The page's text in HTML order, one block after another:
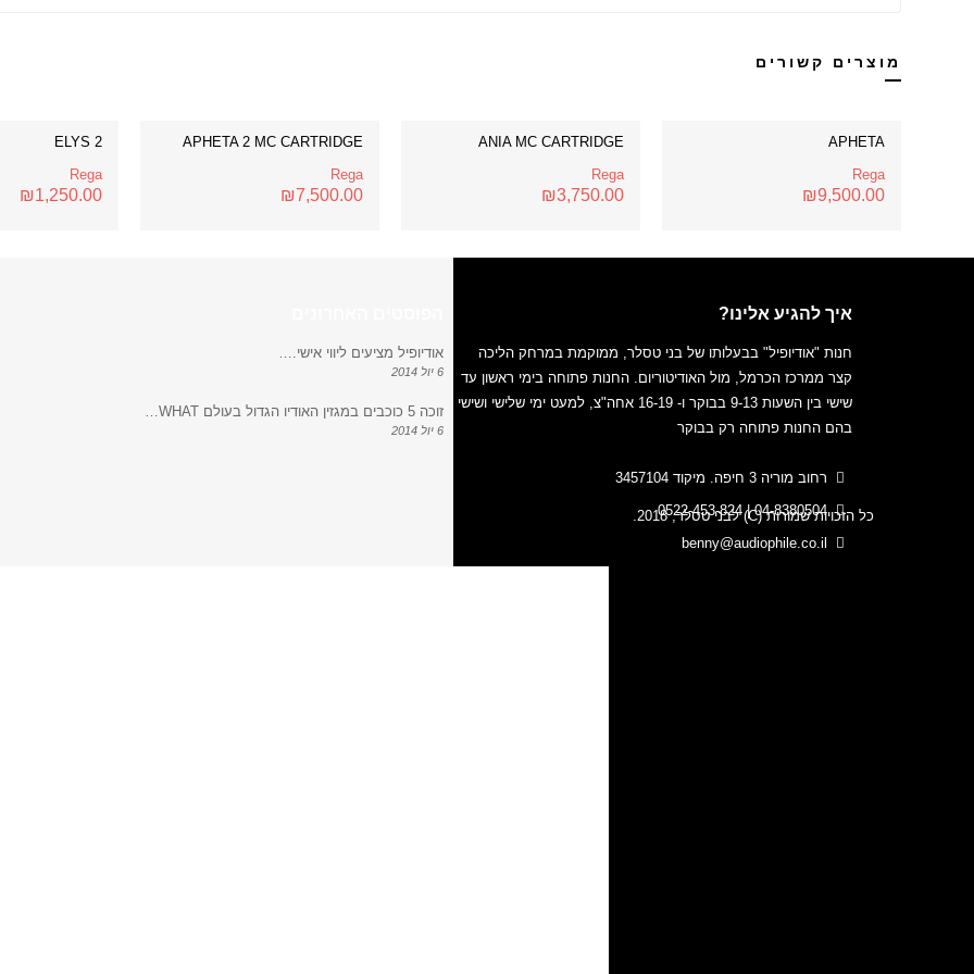
מוצרים קשורים
APHETA
Rega
₪9,500.00
ANIA MC CARTRIDGE
Rega
₪3,750.00
APHETA 2 MC CARTRIDGE
Rega
₪7,500.00
ELYS 2
Rega
₪1,250.00
איך להגיע אלינו?
חנות "אודיופיל" בבעלותו של בני טסלר, ממוקמת במרחק הליכה
קצר ממרכז הכרמל, מול האודיטוריום. החנות פתוחה בימי ראשון עד
שישי בין השעות 9-13 בבוקר ו- 16-19 אחה"צ, למעט ימי שלישי ושישי
בהם החנות פתוחה רק בבוקר
רחוב מוריה 3 חיפה. מיקוד 3457104
04-8380504 | 0522-453-824
benny@audiophile.co.il
כל הזכויות שמורות (C) לבני טסלר, 2018.
אודיופיל מציעים ליווי אישי.…
6 יול 2014
זוכה 5 כוכבים במגזין האודיו הגדול בעולם WHAT…
6 יול 2014